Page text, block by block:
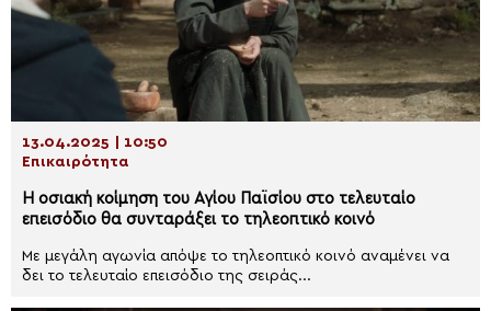
13.04.2025 | 10:50
Επικαιρότητα
Η οσιακή κοίμηση του Αγίου Παϊσίου στο τελευταίο
επεισόδιο θα συνταράξει το τηλεοπτικό κοινό
Με μεγάλη αγωνία απόψε το τηλεοπτικό κοινό αναμένει να
δει το τελευταίο επεισόδιο της σειράς...